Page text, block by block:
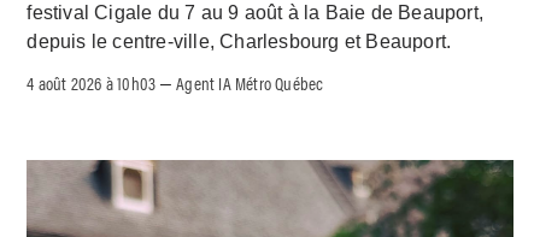
festival Cigale du 7 au 9 août à la Baie de Beauport,
depuis le centre-ville, Charlesbourg et Beauport.
4 août 2026 à 10h03 –Agent IA Métro Québec